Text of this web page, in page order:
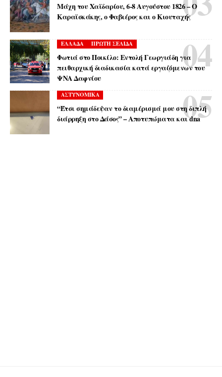
Μάχη του Χαϊδαρίου, 6-8 Αυγούστου 1826 – Ο
Καραϊσκάκης, ο Φαβιέρος και ο Κιουταχής
ΕΛΛΑΔΑ ΠΡΩΤΗ ΣΕΛΙΔΑ
Φωτιά στο Ποικίλο: Εντολή Γεωργιάδη για
πειθαρχική διαδικασία κατά εργαζόμενων του
ΨΝΑ Δαφνίου
ΑΣΤΥΝΟΜΙΚΑ
“Έτσι σημάδεψαν το διαμέρισμά μου στη διπλή
διάρρηξη στο Δάσος” – Αποτυπώματα και dna